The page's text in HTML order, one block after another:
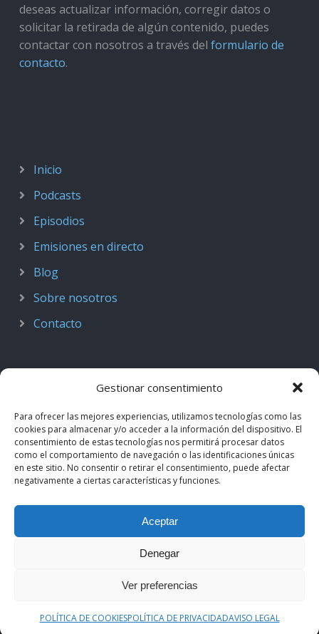
Gestionar consentimiento
Para ofrecer las mejores experiencias, utilizamos tecnologías como las
cookies para almacenar y/o acceder a la información del dispositivo. El
consentimiento de estas tecnologías nos permitirá procesar datos
como el comportamiento de navegación o las identificaciones únicas
en este sitio. No consentir o retirar el consentimiento, puede afectar
negativamente a ciertas características y funciones.
Aceptar
Denegar
Ver preferencias
POLÍTICA DE COOKIESPOLÍTICA DE PRIVACIDADAVISO LEGAL
deseas actualizar información, corregir datos o
solicitar la retirada de algún contenido, puedes
contactar con nosotros a través del formulario de
contacto.
Inicio
Podcasts
Episodios
Emisiones en directo
Blog
Sobre nosotros
Contacto
Podcast de Medicina · by casiMedicos
Radio casiMedicos
. Los contenidos pertenecen a sus
autores originales y se muestran mediante
Política de privacidad